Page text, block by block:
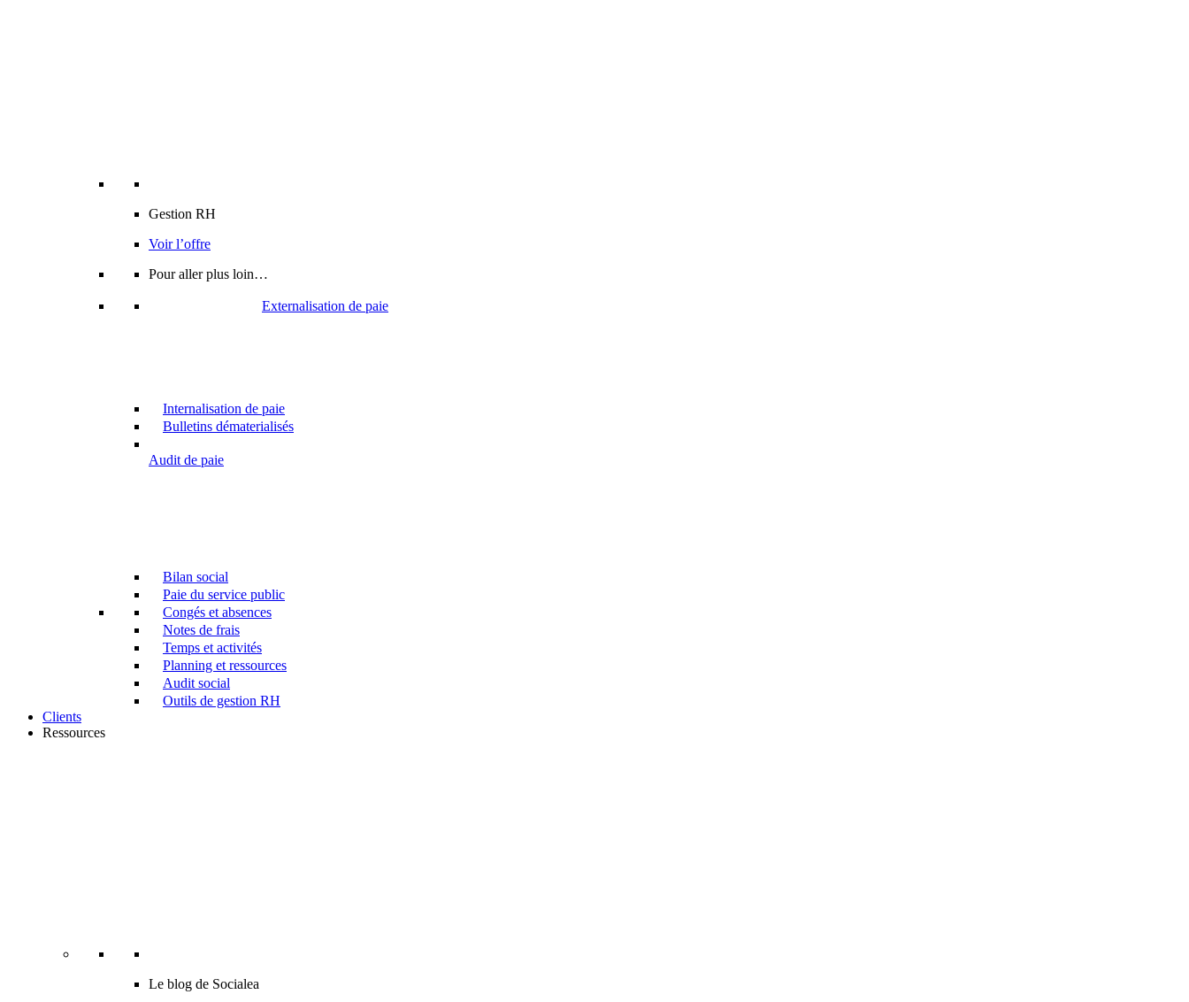
Gestion RH
Voir l’offre
Pour aller plus loin…
Externalisation de paie
Internalisation de paie
Bulletins dématerialisés
Audit de paie
Bilan social
Paie du service public
Congés et absences
Notes de frais
Temps et activités
Planning et ressources
Audit social
Outils de gestion RH
Clients
Ressources
Le blog de Socialea